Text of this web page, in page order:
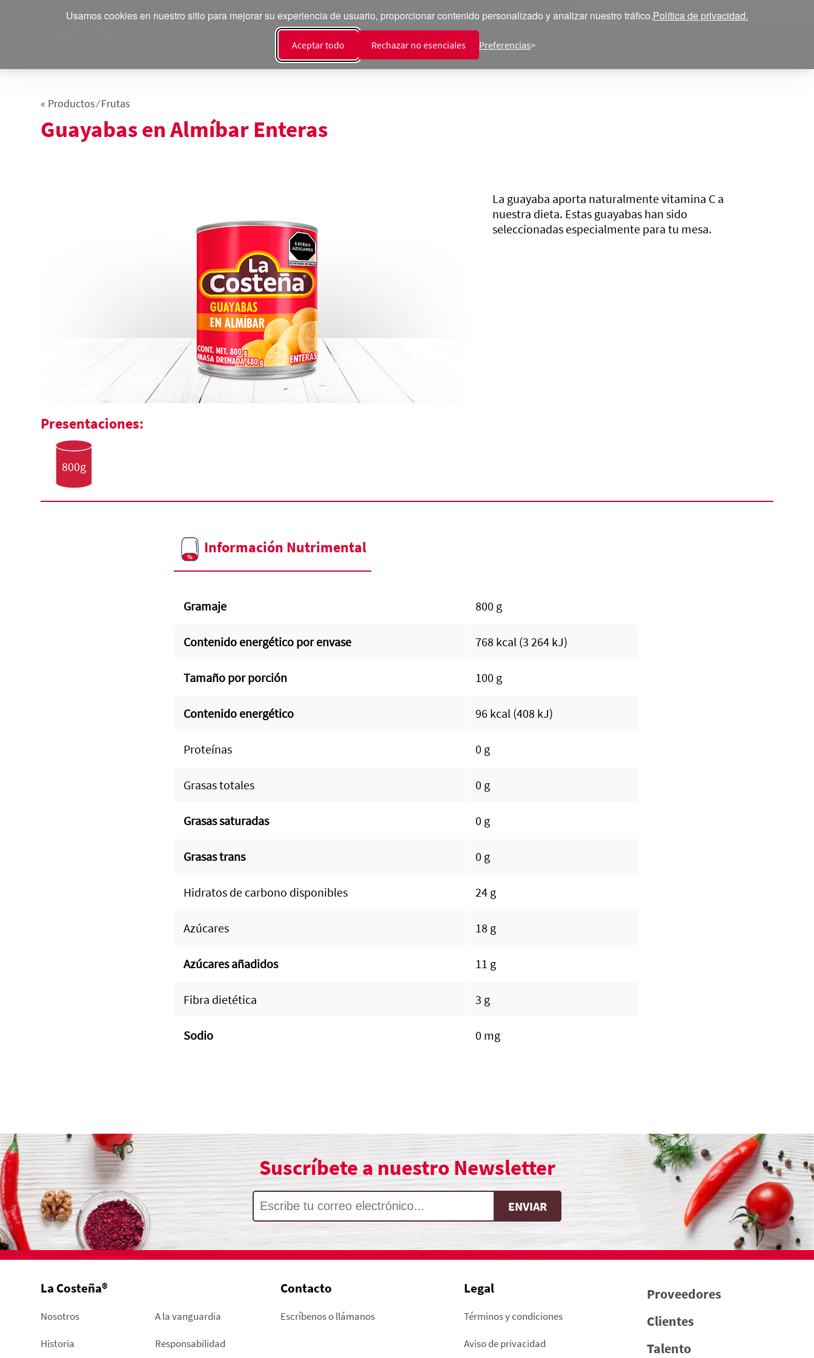
Usamos cookies en nuestro sitio para mejorar su experiencia de usuario, proporcionar contenido personalizado y analizar nuestro tráfico.Política de privacidad.
Aceptar todo Rechazar no esenciales Preferencias
ESP
Recetas Productos Talento Sala de Prensa Integridad y Ética
« Productos ⁄ Frutas
Guayabas en Almíbar Enteras
La guayaba aporta naturalmente vitamina C a
nuestra dieta. Estas guayabas han sido
seleccionadas especialmente para tu mesa.
Presentaciones:
800g
Información Nutrimental
Gramaje 800 g
Contenido energético por envase 768 kcal (3 264 kJ)
Tamaño por porción 100 g
Contenido energético 96 kcal (408 kJ)
Proteínas 0 g
Grasas totales 0 g
Grasas saturadas 0 g
Grasas trans 0 g
Hidratos de carbono disponibles 24 g
Azúcares 18 g
Azúcares añadidos 11 g
Fibra dietética 3 g
Sodio 0 mg
Suscríbete a nuestro Newsletter
La Costeña®
Nosotros
Historia
A la vanguardia
Responsabilidad
Contacto
Escríbenos o llámanos
Legal
Términos y condiciones
Aviso de privacidad
Proveedores
Clientes
Talento